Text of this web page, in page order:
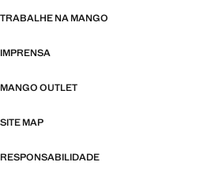
TRABALHE NA MANGO
IMPRENSA
MANGO OUTLET
SITE MAP
RESPONSABILIDADE